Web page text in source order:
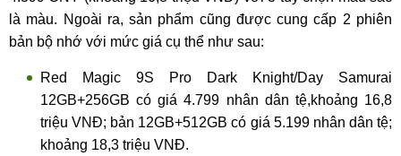
là màu. Ngoài ra, sản phẩm cũng được cung cấp 2 phiên
bản bộ nhớ với mức giá cụ thể như sau:
Red Magic 9S Pro Dark Knight/Day Samurai
12GB+256GB có giá 4.799 nhân dân tệ,khoảng 16,8
triệu VNĐ; bản 12GB+512GB có giá 5.199 nhân dân tệ;
khoảng 18,3 triệu VNĐ.